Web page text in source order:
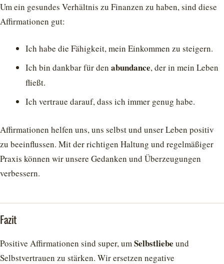
Um ein gesundes Verhältnis zu Finanzen zu haben, sind diese
Affirmationen gut:
Ich habe die Fähigkeit, mein Einkommen zu steigern.
Ich bin dankbar für den abundance, der in mein Leben
fließt.
Ich vertraue darauf, dass ich immer genug habe.
Affirmationen helfen uns, uns selbst und unser Leben positiv
zu beeinflussen. Mit der richtigen Haltung und regelmäßiger
Praxis können wir unsere Gedanken und Überzeugungen
verbessern.
Fazit
Positive Affirmationen sind super, umSelbstliebe und
Selbstvertrauen zu stärken. Wir ersetzen negative